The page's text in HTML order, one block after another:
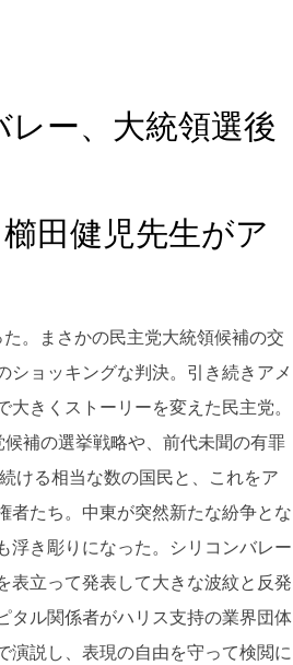
ー、大統領選後
田健児先生がア
。まさかの民主党大統領候補の交
ョッキングな判決。引き続きアメ
きくストーリーを変えた民主党。
補の選挙戦略や、前代未聞の有罪
ける相当な数の国民と、これをア
者たち。中東が突然新たな紛争とな
浮き彫りになった。シリコンバレー
表立って発表して大きな波紋と反発
タル関係者がハリス支持の業界団体
演説し、表現の自由を守って検閲に